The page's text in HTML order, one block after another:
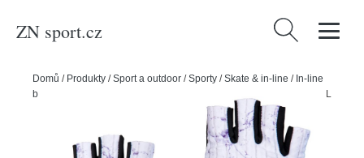
ZN sport.cz Vyhledávání
Domů / Produkty /Sport a outdoor /Sporty /Skate & in-line / In-line
bruslení
Powerslide Rukavice Swings Aero Glove Purple, fialová, L